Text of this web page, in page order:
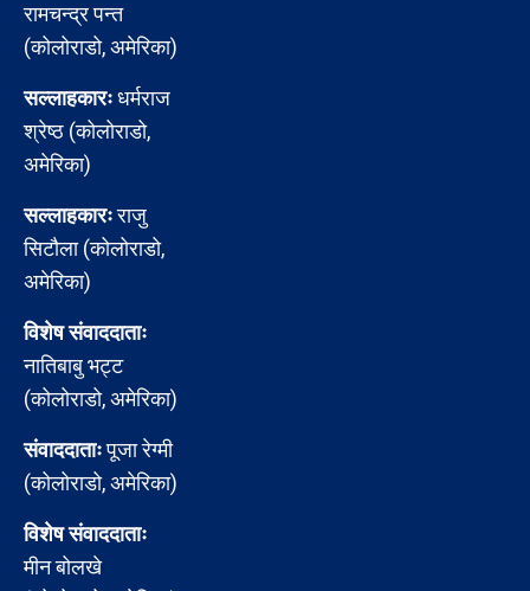
रामचन्द्र पन्त
(कोलोराडो, अमेरिका)
सल्लाहकारःधर्मराज
श्रेष्ठ (कोलोराडो,
अमेरिका)
सल्लाहकारःराजु
सिटौला (कोलोराडो,
अमेरिका)
विशेष संवाददाताः
नातिबाबु भट्ट
(कोलोराडो, अमेरिका)
संवाददाताःपूजा रेग्मी
(कोलोराडो, अमेरिका)
विशेष संवाददाताः
मीन बोलखे